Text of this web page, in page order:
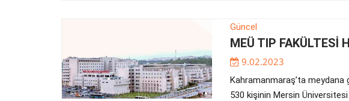
Güncel
MEÜ TIP FAKÜLTESİ
9.02.2023
Kahramanmaraş’ta meydana
530 kişinin Mersin